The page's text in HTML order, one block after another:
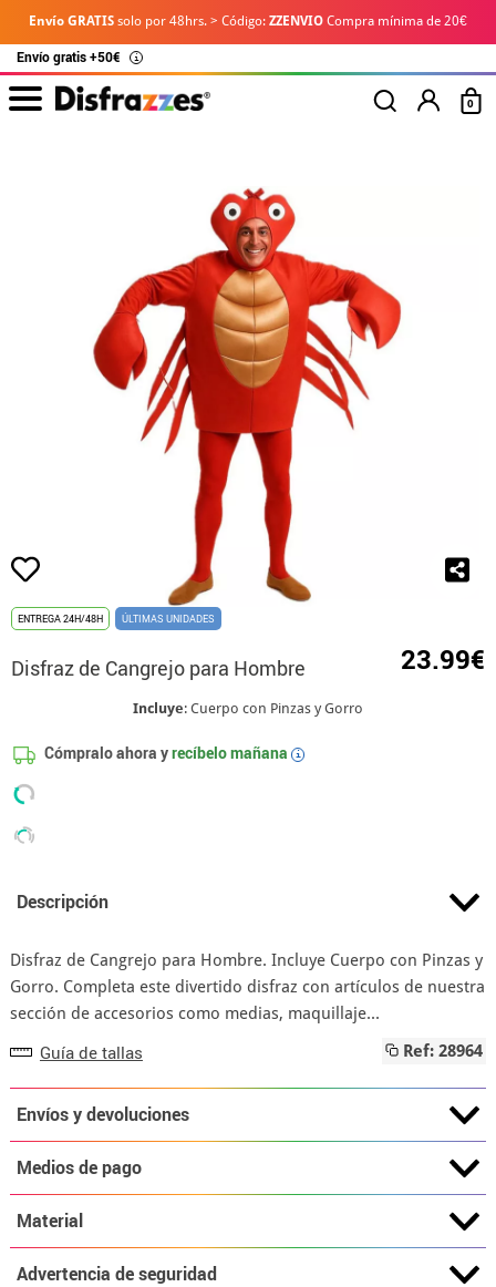
Envío GRATIS solo por 48hrs. > Código: ZZENVIO Compra mínima de 20€
Envío gratis +50€ i
0
ENTREGA 24H/48H ÚLTIMAS UNIDADES
Disfraz de Cangrejo para Hombre 23.99€
Incluye: Cuerpo con Pinzas y Gorro
Cómpralo ahora yrecíbelo mañana i
Descripción
Disfraz de Cangrejo para Hombre. Incluye Cuerpo con Pinzas y
Gorro. Completa este divertido disfraz con artículos de nuestra
sección de accesorios como medias, maquillaje...
Guía de tallas Ref: 28964
Envíos y devoluciones
Medios de pago
Material
Advertencia de seguridad